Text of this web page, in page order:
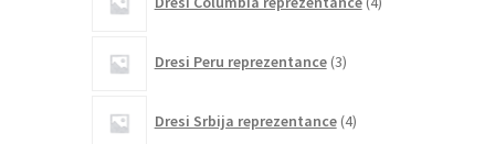
izdelki
Dresi Peru reprezentance 3izdelki
Dresi Srbija reprezentance 4izdelki